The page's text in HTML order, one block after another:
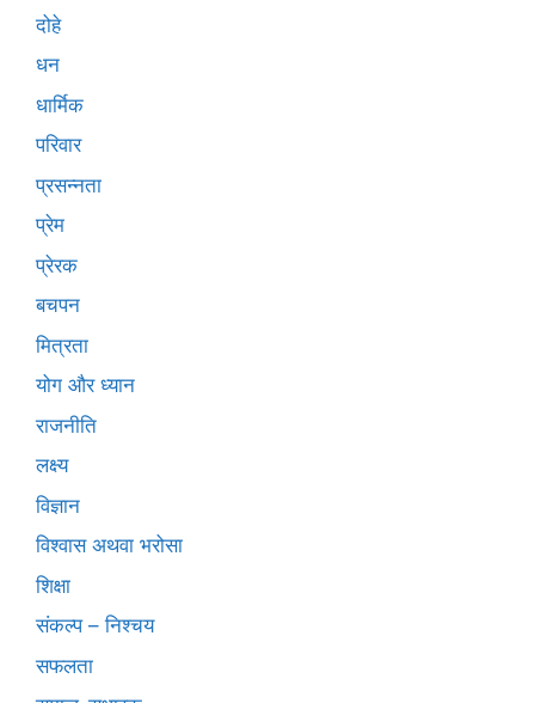
दोहे
धन
धार्मिक
परिवार
प्रसन्नता
प्रेम
प्रेरक
बचपन
मित्रता
योग और ध्यान
राजनीति
लक्ष्य
विज्ञान
विश्वास अथवा भरोसा
शिक्षा
संकल्प – निश्चय
सफलता